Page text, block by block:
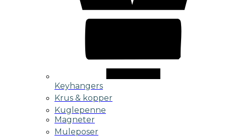
Keyhangers
Krus & kopper
Kuglepenne
Magneter
Muleposer